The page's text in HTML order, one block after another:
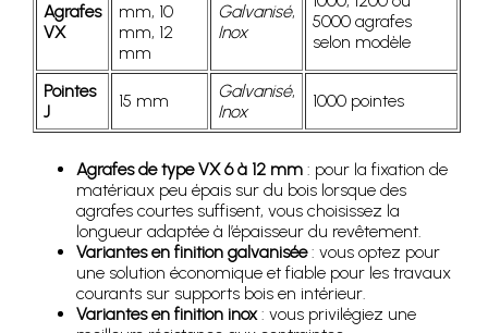
Agrafes
VX
mm, 10
mm, 12
mm
Galvanisé,
Inox
5000 agrafes
selon modèle
Pointes
J
15 mm Galvanisé,
Inox
1000 pointes
Agrafes de type VX 6 à 12 mm : pour la fixation de
matériaux peu épais sur du bois lorsque des
agrafes courtes suffisent, vous choisissez la
longueur adaptée à l’épaisseur du revêtement.
Variantes en finition galvanisée: vous optez pour
une solution économique et fiable pour les travaux
courants sur supports bois en intérieur.
Variantes en finition inox: vous privilégiez une